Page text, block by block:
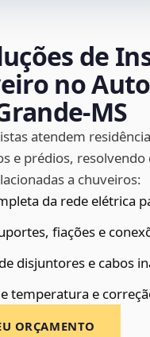
de
no
atendem
e prédios,
a chuveiros:
da rede elétrica
fiações e
disjuntores e cabos
temperatura e
ORÇAMENTO